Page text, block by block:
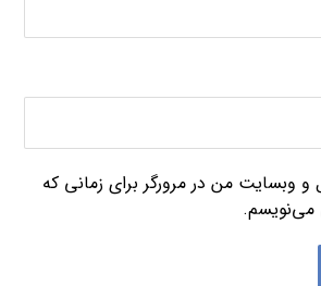
و وبسایت من در مرورگر برای زمانی که
می‌نویسم.